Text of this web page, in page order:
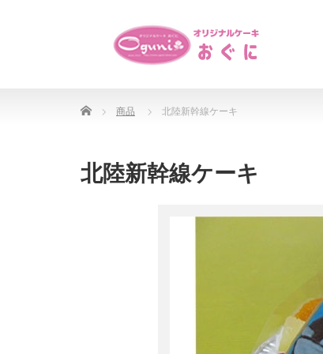
Home 商品 北陸新幹線ケーキ
北陸新幹線ケーキ